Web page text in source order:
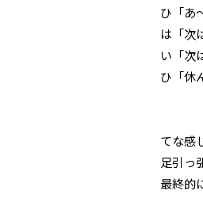
ひ「あ
は「次
い「次
ひ「休
てな感
足引っ
最終的